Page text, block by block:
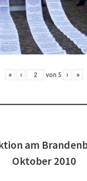
« ‹ von 5 › »
am
Oktober 2010